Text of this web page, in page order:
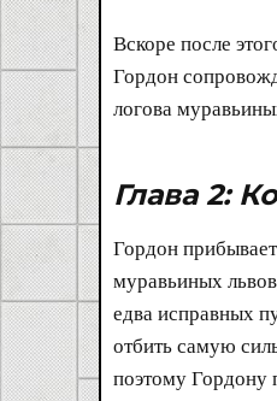
Вскоре после
Гордон
логова
Глава 2:
Гордон
муравьиных
едва исправных
отбить самую
поэтому Гордону